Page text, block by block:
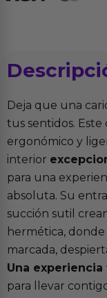
Deja que una
tus sentidos.
ergonómico y
interior
para una
absoluta. Su
succión sutil
hermética,
marcada,
Una
para llevar